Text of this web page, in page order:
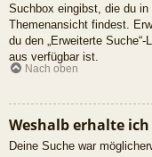
Suchbox eingibst, die du in
Themenansicht findest.
du den „Erweiterte
aus verfügbar ist.
Nach oben
Weshalb erhalte ich
Deine Suche war